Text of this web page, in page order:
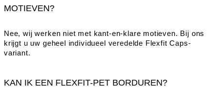
MOTIEVEN?
Nee, wij werken niet met kant-en-klare motieven. Bij ons
krijgt u uw geheel individueel veredelde Flexfit Caps-
variant.
KAN IK EEN FLEXFIT-PET BORDUREN?